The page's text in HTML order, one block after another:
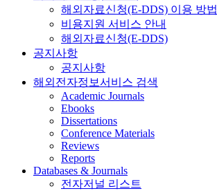
해외자료신청(E-DDS) 이용 방법
비용지원 서비스 안내
해외자료신청(E-DDS)
공지사항
공지사항
해외전자정보서비스 검색
Academic Journals
Ebooks
Dissertations
Conference Materials
Reviews
Reports
Databases & Journals
전자저널 리스트